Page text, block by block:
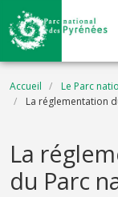
Aller au contenu
Fil d'Ariane
Accueil
Le Parc
La réglementation
La
du Parc